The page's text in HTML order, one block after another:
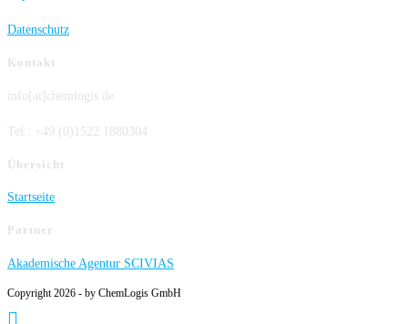
Datenschutz
Kontakt
info[at]chemlogis.de
Tel.: +49 (0)1522 1880304
Übersicht
Startseite
Partner
Akademische Agentur SCIVIAS
Copyright 2026 - by ChemLogis GmbH